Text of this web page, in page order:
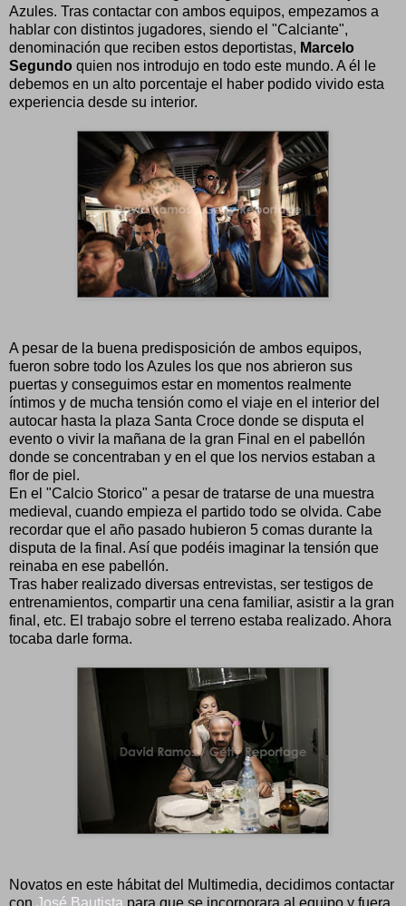
Azules. Tras contactar con ambos equipos, empezamos a
hablar con distintos jugadores, siendo el "Calciante",
denominación que reciben estos deportistas, Marcelo
Segundo quien nos introdujo en todo este mundo. A él le
debemos en un alto porcentaje el haber podido vivido esta
experiencia desde su interior.
A pesar de la buena predisposición de ambos equipos,
fueron sobre todo los Azules los que nos abrieron sus
puertas y conseguimos estar en momentos realmente
íntimos y de mucha tensión como el viaje en el interior del
autocar hasta la plaza Santa Croce donde se disputa el
evento o vivir la mañana de la gran Final en el pabellón
donde se concentraban y en el que los nervios estaban a
flor de piel.
En el "Calcio Storico" a pesar de tratarse de una muestra
medieval, cuando empieza el partido todo se olvida. Cabe
recordar que el año pasado hubieron 5 comas durante la
disputa de la final. Así que podéis imaginar la tensión que
reinaba en ese pabellón.
Tras haber realizado diversas entrevistas, ser testigos de
entrenamientos, compartir una cena familiar, asistir a la gran
final, etc. El trabajo sobre el terreno estaba realizado. Ahora
tocaba darle forma.
Novatos en este hábitat del Multimedia, decidimos contactar
con José Bautista para que se incorporara al equipo y fuera